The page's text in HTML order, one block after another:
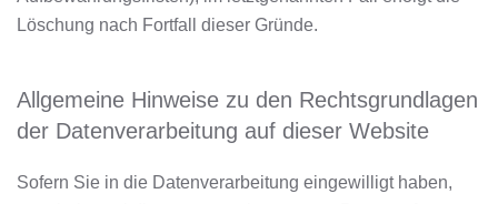
Löschung nach Fortfall dieser Gründe.
Allgemeine Hinweise zu den Rechtsgrundlagen
der Datenverarbeitung auf dieser Website
Sofern Sie in die Datenverarbeitung eingewilligt haben,